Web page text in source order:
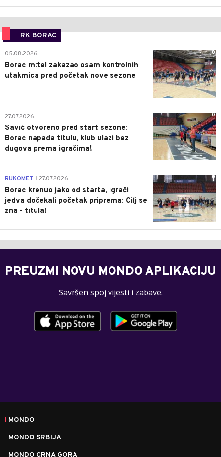
RK BORAC
0
05.08.2026.
Borac m:tel zakazao osam kontrolnih
utakmica pred početak nove sezone
0
27.07.2026.
Savić otvoreno pred start sezone:
Borac napada titulu, klub ulazi bez
dugova prema igračima!
0
RUKOMET 27.07.2026.
Borac krenuo jako od starta, igrači
jedva dočekali početak priprema: Cilj se
zna - titula!
PREUZMI NOVU MONDO APLIKACIJU
Savršen spoj vijesti i zabave.
MONDO
MONDO SRBIJA
MONDO CRNA GORA